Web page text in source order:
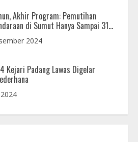
Akhir Program: Pemutihan
di Sumut Hanya Sampai 31
2024
Kejari Padang Lawas Digelar